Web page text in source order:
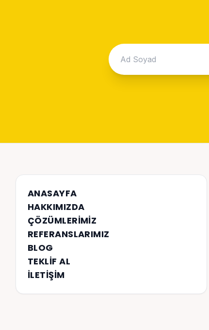
ANASAYFA
HAKKIMIZDA
ÇÖZÜMLERIMIZ
REFERANSLARIMIZ
BLOG
TEKLIF AL
İLETIŞIM